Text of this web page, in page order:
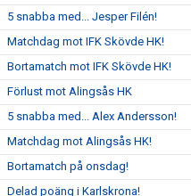
5 snabba med... Jesper Filén!
Matchdag mot IFK Skövde HK!
Bortamatch mot IFK Skövde HK!
Förlust mot Alingsås HK
5 snabba med... Alex Andersson!
Matchdag mot Alingsås HK!
Bortamatch på onsdag!
Delad poäng i Karlskrona!